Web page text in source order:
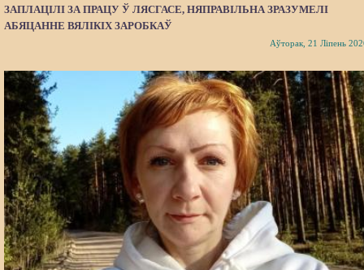
ЗАПЛАЦІЛІ ЗА ПРАЦУ Ў ЛЯСГАСЕ, НЯПРАВІЛЬНА ЗРАЗУМЕЛІ
АБЯЦАННЕ ВЯЛІКІХ ЗАРОБКАЎ
Аўторак, 21 Ліпень